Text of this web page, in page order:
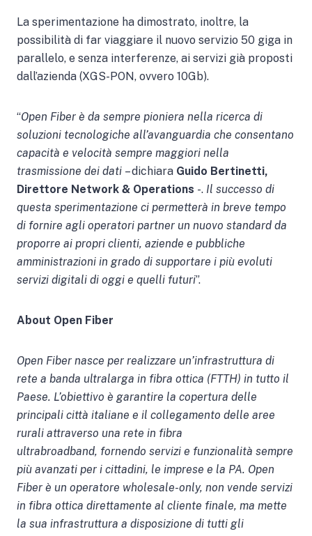
La sperimentazione ha dimostrato, inoltre, la
possibilità di far viaggiare il nuovo servizio 50 giga in
parallelo, e senza interferenze, ai servizi già proposti
dall’azienda (XGS-PON, ovvero 10Gb).
“Open Fiber è da sempre pioniera nella ricerca di
soluzioni tecnologiche all’avanguardia che consentano
capacità e velocità sempre maggiori nella
trasmissione dei dati – dichiara Guido Bertinetti,
Direttore Network & Operations -. Il successo di
questa sperimentazione ci permetterà in breve tempo
di fornire agli operatori partner un nuovo standard da
proporre ai propri clienti, aziende e pubbliche
amministrazioni in grado di supportare i più evoluti
servizi digitali di oggi e quelli futuri”.
About Open Fiber
Open Fiber nasce per realizzare un’infrastruttura di
rete a banda ultralarga in fibra ottica (FTTH) in tutto il
Paese. L’obiettivo è garantire la copertura delle
principali città italiane e il collegamento delle aree
rurali attraverso una rete in fibra
ultrabroadband, fornendo servizi e funzionalità sempre
più avanzati per i cittadini, le imprese e la PA. Open
Fiber è un operatore wholesale-only, non vende servizi
in fibra ottica direttamente al cliente finale, ma mette
la sua infrastruttura a disposizione di tutti gli